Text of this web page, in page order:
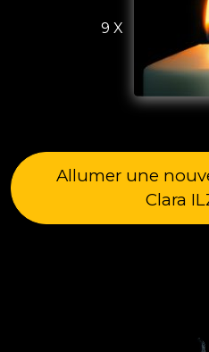
9 X
Allumer une
Clara